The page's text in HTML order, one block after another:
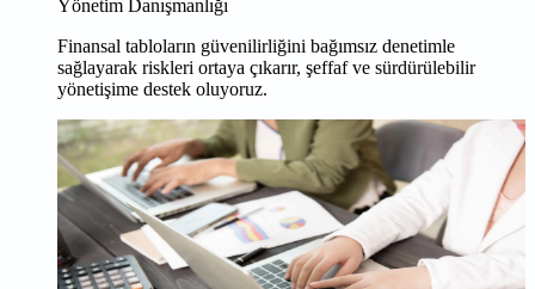
Yönetim Danışmanlığı
Finansal tabloların güvenilirliğini bağımsız denetimle
sağlayarak riskleri ortaya çıkarır, şeffaf ve sürdürülebilir
yönetişime destek oluyoruz.